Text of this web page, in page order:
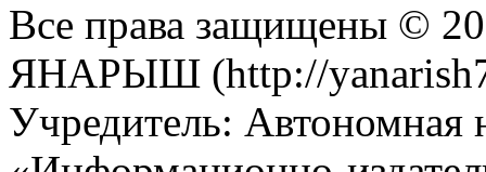
Все права защищены ©
ЯНАРЫШ (http://
Учредитель: Автономная